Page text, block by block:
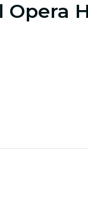
Opera